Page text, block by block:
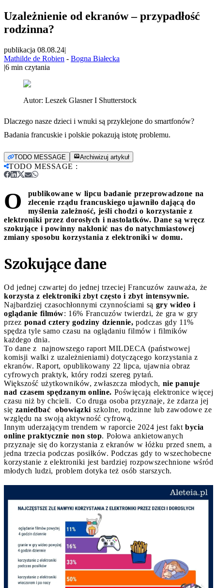
Uzależnienie od ekranów – przypadłość
rodzinna?
publikacja 08.08.24|
Mathilde de Robien - Bogna Białecka
|6 min czytania
Autor: Leszek Glasner I Shutterstock
Dlaczego nasze dzieci i wnuki są przyklejone do smartfonów?
Badania francuskie i polskie pokazują istotę problemu.
TODO MESSAGE Archiwizuj artykuł
TODO MESSAGE :
O
publikowane w lipcu badanie przeprowadzone na
zlecenie rządu francuskiego ujawniło dającą do
myślenia zależność, jeśli chodzi o korzystanie z
elektroniki przez dorosłych i nastolatków. Dane są wręcz
szokujące i powinny nakłonić nas do natychmiastowej
zmiany sposobu korzystania z elektroniki w domu.
Szokujące dane
Od jednej czwartej do jednej trzeciej Francuzów zauważa, że
korzysta z elektroniki zbyt często i zbyt intensywnie.
Najbardziej czasochłonnymi czynnościami są gry wideo i
oglądanie filmów: 16% Francuzów twierdzi, że gra w gry
przez ponad cztery godziny dziennie, podczas gdy 11%
spędza tyle samo czasu na oglądaniu filmów i filmików
każdego dnia.
To dane z najnowszego raport MILDECA (państwowej
komisji walki z uzależnieniami) dotyczącego korzystania z
ekranów. Raport, opublikowany 22 lipca, ujawnia obraz
cyfrowych praktyk, który rodzi szereg pytań.
Większość użytkowników, zwłaszcza młodych, nie panuje
nad czasem spędzanym online. Poświęcają elektronice więcej
czasu niż by chcieli. Co druga osoba przyznaje, że zdarza jej
się zaniedbać obowiązki szkolne, rodzinne lub zawodowe ze
względu na swoją aktywność cyfrową.
Innym uderzającym trendem w raporcie 2024 jest fakt bycia
online praktycznie non stop. Połowa ankietowanych
przyznaje się do korzystania z ekranów w łóżku przed snem, a
jedna trzecia podczas posiłków. Podczas gdy to wszechobecne
korzystanie z elektroniki jest bardziej rozpowszechnione wśród
młodych ludzi, problem dotyka też osób starszych.